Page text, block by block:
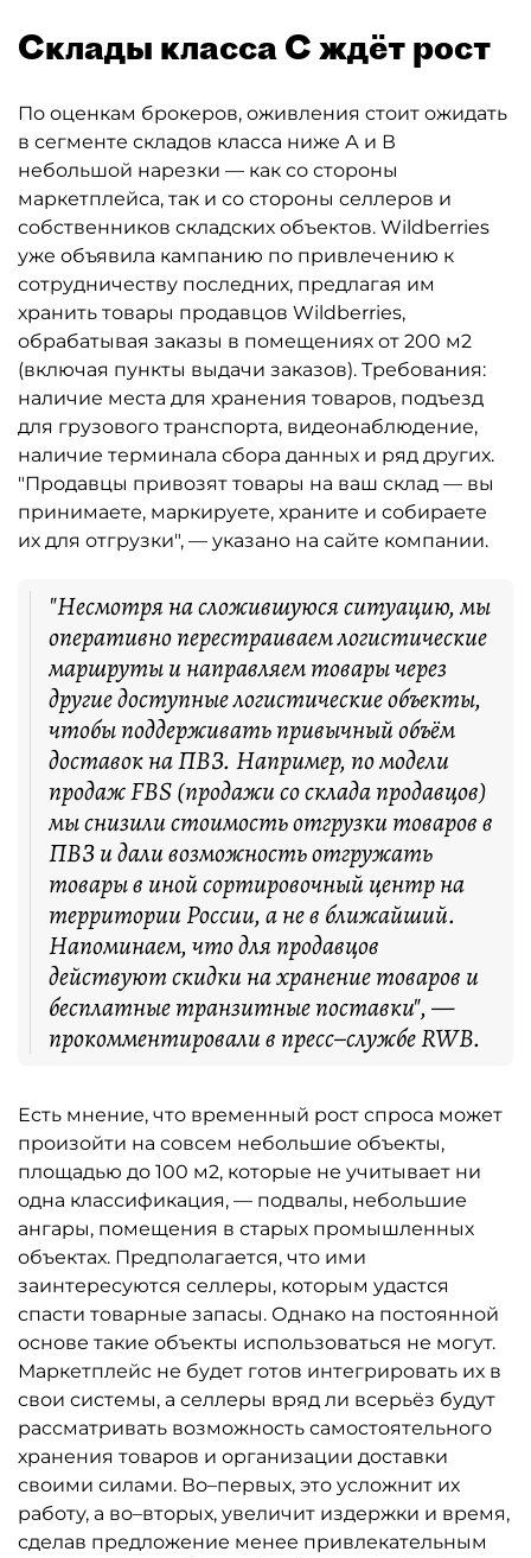
Склады класса С ждёт рост
По оценкам брокеров, оживления стоит ожидать
в сегменте складов класса ниже А и В
небольшой нарезки — как со стороны
маркетплейса, так и со стороны селлеров и
собственников складских объектов. Wildberries
уже объявила кампанию по привлечению к
сотрудничеству последних, предлагая им
хранить товары продавцов Wildberries,
обрабатывая заказы в помещениях от 200 м2
(включая пункты выдачи заказов). Требования:
наличие места для хранения товаров, подъезд
для грузового транспорта, видеонаблюдение,
наличие терминала сбора данных и ряд других.
"Продавцы привозят товары на ваш склад — вы
принимаете, маркируете, храните и собираете
их для отгрузки", — указано на сайте компании.
"Несмотря на сложившуюся ситуацию, мы
оперативно перестраиваем логистические
маршруты и направляем товары через
другие доступные логистические объекты,
чтобы поддерживать привычный объём
доставок на ПВЗ. Например, по модели
продаж FBS (продажи со склада продавцов)
мы снизили стоимость отгрузки товаров в
ПВЗ и дали возможность отгружать
товары в иной сортировочный центр на
территории России, а не в ближайший.
Напоминаем, что для продавцов
действуют скидки на хранение товаров и
бесплатные транзитные поставки", —
прокомментировали в пресс–службе RWB.
Есть мнение, что временный рост спроса может
произойти на совсем небольшие объекты,
площадью до 100 м2, которые не учитывает ни
одна классификация, — подвалы, небольшие
ангары, помещения в старых промышленных
объектах. Предполагается, что ими
заинтересуются селлеры, которым удастся
спасти товарные запасы. Однако на постоянной
основе такие объекты использоваться не могут.
Маркетплейс не будет готов интегрировать их в
свои системы, а селлеры вряд ли всерьёз будут
рассматривать возможность самостоятельного
хранения товаров и организации доставки
своими силами. Во–первых, это усложнит их
работу, а во–вторых, увеличит издержки и время,
сделав предложение менее привлекательным